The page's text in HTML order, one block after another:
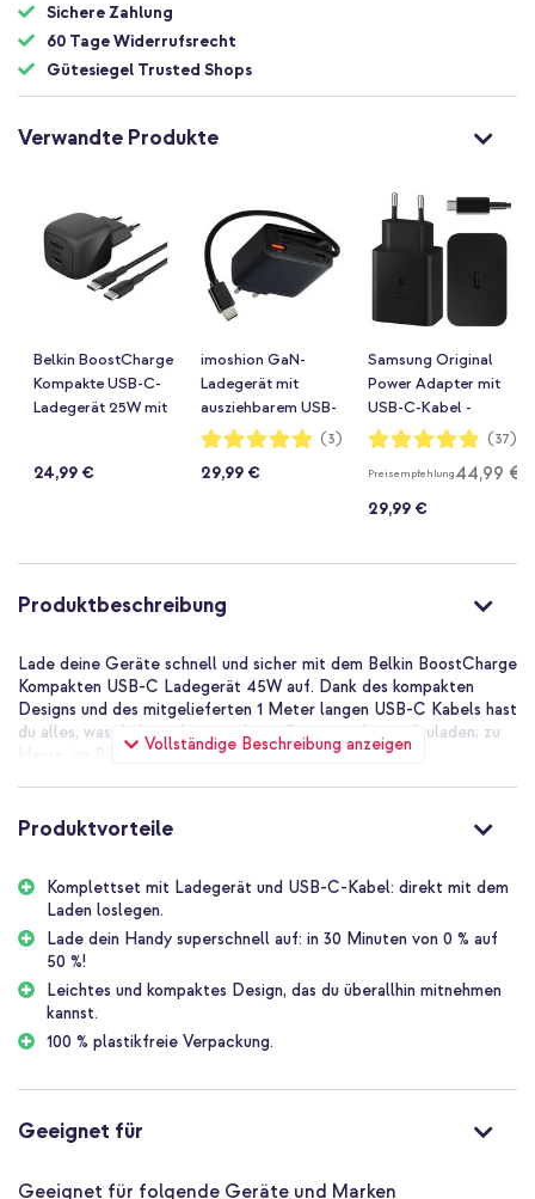
Sichere Zahlung
60 Tage Widerrufsrecht
Gütesiegel Trusted Shops
Verwandte Produkte
Belkin BoostCharge
Kompakte USB-C-
Ladegerät 25W mit
Schwarz
24,99 €
imoshion GaN-
Ladegerät mit
ausziehbarem USB-
C-Kabel 65W - USB-
Schwarz
Bewertung:
100%
(3)
29,99 €
Samsung Original
Power Adapter mit
USB-C-Kabel -
Ladegerät - USB-C-
Charger - 45 Watt -
1,8 m - Schwarz
Bewertung:
97%
(37)
Preisempfehlung44,99 €
29,99 €
Produktbeschreibung
Vollständige Beschreibung anzeigen
Lade deine Geräte schnell und sicher mit dem Belkin BoostCharge
Kompakten USB-C Ladegerät 45W auf. Dank des kompakten
Designs und des mitgelieferten 1 Meter langen USB-C Kabels hast
du alles, was du brauchst, um deine Geräte sofort aufzuladen; zu
Hause, im Büro oder unterwegs.
Warum solltest du dich für das
Belkin BoostCharge USB-C
Ladegerät entscheiden?
Unterstützt Schnellladung bis zu 45W für Handys, Tablets und
andere USB-C Geräte
Lädt dein Handy von 0% auf 50% in nur 30 Minuten auf
Kompaktes und leichtes Design, ideal für unterwegs
Inklusive 1 Meter USB-C zu USB-C Kabel, das maximal 60W
Aufladen
und Überladung
Produktvorteile
Komplettset mit Ladegerät und USB-C-Kabel: direkt mit dem
Laden loslegen.
Lade dein Handy superschnell auf: in 30 Minuten von 0 % auf
50 %!
Leichtes und kompaktes Design, das du überallhin mitnehmen
kannst.
100 % plastikfreie Verpackung.
Geeignet für
Geeignet für folgende Geräte und Marken